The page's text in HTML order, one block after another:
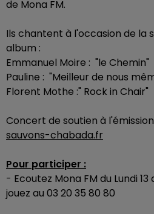
de Mona FM.
Ils chantent à l'occasion de la
album :
Emmanuel Moire : "le Chemin"
Pauline : "Meilleur de nous
Florent Mothe :" Rock in Chair"
Concert de soutien à
sauvons-chabada.fr
Pour participer :
- Ecoutez Mona FM du Lundi
jouez au 03 20 35 80 80